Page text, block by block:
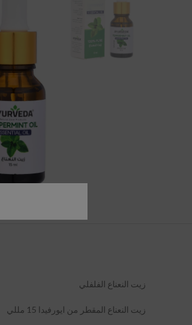
زيت النعناع الفلفلي
زيت النعناع المقطر من ايورفيدا 15 مللي